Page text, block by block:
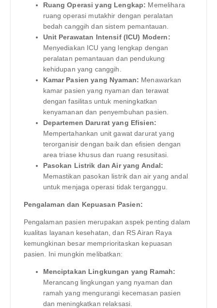
Ruang Operasi yang Lengkap: Memelihara
ruang operasi mutakhir dengan peralatan
bedah canggih dan sistem pemantauan.
Unit Perawatan Intensif (ICU) Modern:
Menyediakan ICU yang lengkap dengan
peralatan pemantauan dan pendukung
kehidupan yang canggih.
Kamar Pasien yang Nyaman: Menawarkan
kamar pasien yang nyaman dan terawat
dengan fasilitas untuk meningkatkan
kenyamanan dan penyembuhan pasien.
Departemen Darurat yang Efisien:
Mempertahankan unit gawat darurat yang
terorganisir dengan baik dan efisien dengan
area triase khusus dan ruang resusitasi.
Pasokan Listrik dan Air yang Andal:
Memastikan pasokan listrik dan air yang andal
untuk menjaga operasi tidak terganggu.
Pengalaman dan Kepuasan Pasien:
Pengalaman pasien merupakan aspek penting dalam
kualitas layanan kesehatan, dan RS Airan Raya
kemungkinan besar memprioritaskan kepuasan
pasien. Ini mungkin melibatkan:
Menciptakan Lingkungan yang Ramah:
Merancang lingkungan yang nyaman dan
ramah yang mengurangi kecemasan pasien
dan meningkatkan relaksasi.